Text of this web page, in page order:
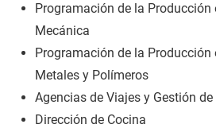
Programación de la Producción
Mecánica
Programación de la Producción
Metales y Polímeros
Agencias de Viajes y Gestión de
Dirección de Cocina